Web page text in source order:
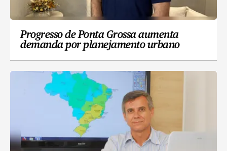
Progresso de Ponta Grossa aumenta
demanda por planejamento urbano